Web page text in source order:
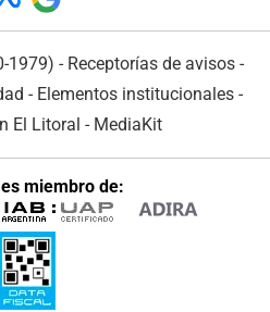
1979) - Receptorías de avisos -
- Elementos institucionales -
El Litoral - MediaKit
miembro de: